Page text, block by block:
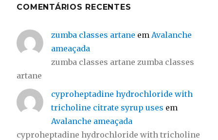
COMENTÁRIOS RECENTES
zumba classes artane em Avalanche
ameaçada
zumba classes artane zumba classes
artane
cyproheptadine hydrochloride with
tricholine citrate syrup uses em
Avalanche ameaçada
cyproheptadine hydrochloride with tricholine